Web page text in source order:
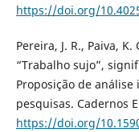
https://doi.org/
Pereira, J. R., Paiva,
“Trabalho sujo”,
Proposição de
pesquisas. Cadernos
https://doi.org/